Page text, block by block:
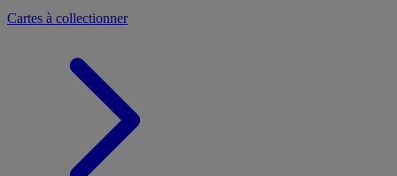
Cartes à collectionner